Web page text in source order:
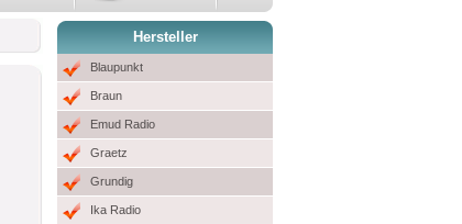
Hersteller
Blaupunkt
Braun
Emud Radio
Graetz
Grundig
Ika Radio